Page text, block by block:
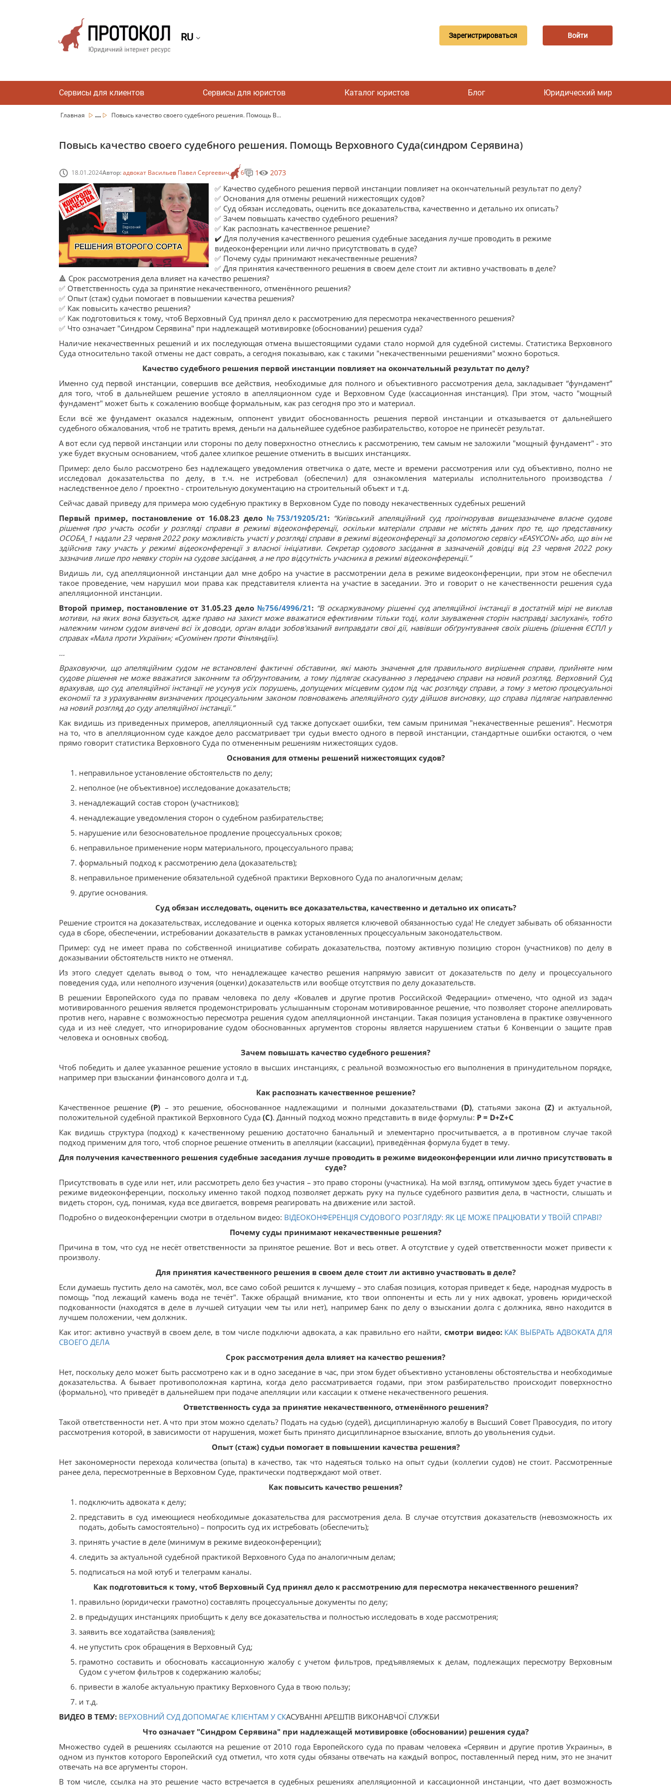
RU Зарегистрироваться Войти
Сервисы для клиентов Сервисы для юристов Каталог юристов Блог Юридический мир
Главная ... Повысь качество своего судебного решения. Помощь В...
Повысь качество своего судебного решения. Помощь Верховного Суда(синдром Серявина)
18.01.2024Автор:адвокат Васильев Павел Сергеевич 6 1 2073
✅ Качество судебного решения первой инстанции повлияет на окончательный результат по делу?
✅ Основания для отмены решений нижестоящих судов?
✅ Суд обязан исследовать, оценить все доказательства, качественно и детально их описать?
✅ Зачем повышать качество судебного решения?
✅ Как распознать качественное решение?
✔️ Для получения качественного решения судебные заседания лучше проводить в режиме
видеоконференции или лично присутствовать в суде?
✅ Почему суды принимают некачественные решения?
✅ Для принятия качественного решения в своем деле стоит ли активно участвовать в деле?
🔺 Срок рассмотрения дела влияет на качество решения?
✅ Ответственность суда за принятие некачественного, отменённого решения?
✅ Опыт (стаж) судьи помогает в повышении качества решения?
✅ Как повысить качество решения?
✅ Как подготовиться к тому, чтоб Верховный Суд принял дело к рассмотрению для пересмотра некачественного решения?
✅ Что означает "Синдром Серявина" при надлежащей мотивировке (обосновании) решения суда?
Наличие некачественных решений и их последующая отмена вышестоящими судами стало нормой для судебной системы. Статистика Верховного
Суда относительно такой отмены не даст соврать, а сегодня показываю, как с такими "некачественными решениями" можно бороться.
Качество судебного решения первой инстанции повлияет на окончательный результат по делу?
Именно суд первой инстанции, совершив все действия, необходимые для полного и объективного рассмотрения дела, закладывает “фундамент”
для того, чтоб в дальнейшем решение устояло в апелляционном суде и Верховном Суде (кассационная инстанция). При этом, часто "мощный
фундамент" может быть к сожалению вообще формальным, как раз сегодня про это и материал.
Если всё же фундамент оказался надежным, оппонент увидит обоснованность решения первой инстанции и отказывается от дальнейшего
судебного обжалования, чтоб не тратить время, деньги на дальнейшее судебное разбирательство, которое не принесёт результат.
А вот если суд первой инстанции или стороны по делу поверхностно отнеслись к рассмотрению, тем самым не заложили "мощный фундамент" - это
уже будет вкусным основанием, чтоб далее хлипкое решение отменить в высших инстанциях.
Пример: дело было рассмотрено без надлежащего уведомления ответчика о дате, месте и времени рассмотрения или суд объективно, полно не
исследовал доказательства по делу, в т.ч. не истребовал (обеспечил) для ознакомления материалы исполнительного производства /
наследственное дело / проектно - строительную документацию на строительный объект и т.д.
Сейчас давай приведу для примера мою судебную практику в Верховном Суде по поводу некачественных судебных решений
Первый пример, постановление от 16.08.23 дело №753/19205/21: “Київський апеляційний суд проігнорував вищезазначене власне судове
рішення про участь особи у розгляді справи в режимі відеоконференції, оскільки матеріали справи не містять даних про те, що представнику
ОСОБА_1 надали 23 червня 2022 року можливість участі у розгляді справи в режимі відеоконференції за допомогою сервісу «EASYCON» або, що він не
здійснив таку участь у режимі відеоконференції з власної ініціативи. Секретар судового засідання в зазначеній довідці від 23 червня 2022 року
зазначив лише про неявку сторін на судове засідання, а не про відсутність учасника в режимі відеоконференції.”
Видишь ли, суд апелляционной инстанции дал мне добро на участие в рассмотрении дела в режиме видеоконференции, при этом не обеспечил
такое проведение, чем нарушил мои права как представителя клиента на участие в заседании. Это и говорит о не качественности решения суда
апелляционной инстанции.
Второй пример, постановление от 31.05.23 дело №756/4996/21: “В оскаржуваному рішенні суд апеляційної інстанції в достатній мірі не виклав
мотиви, на яких вона базується, адже право на захист може вважатися ефективним тільки тоді, коли зауваження сторін насправді заслухані», тобто
належним чином судом вивчені всі їх доводи, орган влади зобов'язаний виправдати свої дії, навівши обґрунтування своїх рішень (рішення ЄСПЛ у
справах «Мала проти України»; «Суомінен проти Фінляндії»).
…
Враховуючи, що апеляційним судом не встановлені фактичні обставини, які мають значення для правильного вирішення справи, прийняте ним
судове рішення не може вважатися законним та обґрунтованим, а тому підлягає скасуванню з передачею справи на новий розгляд. Верховний Суд
врахував, що суд апеляційної інстанції не усунув усіх порушень, допущених місцевим судом під час розгляду справи, а тому з метою процесуальної
економії та з урахуванням визначених процесуальним законом повноважень апеляційного суду дійшов висновку, що справа підлягає направленню
на новий розгляд до суду апеляційної інстанції.”
Как видишь из приведенных примеров, апелляционный суд также допускает ошибки, тем самым принимая "некачественные решения". Несмотря
на то, что в апелляционном суде каждое дело рассматривает три судьи вместо одного в первой инстанции, стандартные ошибки остаются, о чем
прямо говорит статистика Верховного Суда по отмененным решениям нижестоящих судов.
Основания для отмены решений нижестоящих судов?
неправильное установление обстоятельств по делу;
неполное (не объективное) исследование доказательств;
ненадлежащий состав сторон (участников);
ненадлежащие уведомления сторон о судебном разбирательстве;
нарушение или безосновательное продление процессуальных сроков;
неправильное применение норм материального, процессуального права;
формальный подход к рассмотрению дела (доказательств);
неправильное применение обязательной судебной практики Верховного Суда по аналогичным делам;
другие основания.
Суд обязан исследовать, оценить все доказательства, качественно и детально их описать?
Решение строится на доказательствах, исследование и оценка которых является ключевой обязанностью суда! Не следует забывать об обязанности
суда в сборе, обеспечении, истребовании доказательств в рамках установленных процессуальным законодательством.
Пример: суд не имеет права по собственной инициативе собирать доказательства, поэтому активную позицию сторон (участников) по делу в
доказывании обстоятельств никто не отменял.
Из этого следует сделать вывод о том, что ненадлежащее качество решения напрямую зависит от доказательств по делу и процессуального
поведения суда, или неполного изучения (оценки) доказательств или вообще отсутствия по делу доказательств.
В решении Европейского суда по правам человека по делу «Ковалев и другие против Российской Федерации» отмечено, что одной из задач
мотивированного решения является продемонстрировать услышанным сторонам мотивированное решение, что позволяет стороне апеллировать
против него, наравне с возможностью пересмотра решения судом апелляционной инстанции. Такая позиция установлена в практике озвученного
суда и из неё следует, что игнорирование судом обоснованных аргументов стороны является нарушением статьи 6 Конвенции о защите прав
человека и основных свобод.
Зачем повышать качество судебного решения?
Чтоб победить и далее указанное решение устояло в высших инстанциях, с реальной возможностью его выполнения в принудительном порядке,
например при взыскании финансового долга и т.д.
Как распознать качественное решение?
Качественное решение(P) – это решение, обоснованное надлежащими и полными доказательствами(D), статьями закона (Z) и актуальной,
положительной судебной практикой Верховного Суда (C). Данный подход можно представить в виде формулы: P = D+Z+C
Как видишь структура (подход) к качественному решению достаточно банальный и элементарно просчитывается, а в противном случае такой
подход применим для того, чтоб спорное решение отменить в апелляции (кассации), приведённая формула будет в тему.
Для получения качественного решения судебные заседания лучше проводить в режиме видеоконференции или лично присутствовать в
суде?
Присутствовать в суде или нет, или рассмотреть дело без участия – это право стороны (участника). На мой взгляд, оптимумом здесь будет участие в
режиме видеоконференции, поскольку именно такой подход позволяет держать руку на пульсе судебного развития дела, в частности, слышать и
видеть сторон, суд, понимая, куда все двигается, вовремя реагировать на движение или застой.
Подробно о видеоконференции смотри в отдельном видео: ВІДЕОКОНФЕРЕНЦІЯ СУДОВОГО РОЗГЛЯДУ: ЯК ЦЕ МОЖЕ ПРАЦЮВАТИ У ТВОЇЙ СПРАВІ?
Почему суды принимают некачественные решения?
Причина в том, что суд не несёт ответственности за принятое решение. Вот и весь ответ. А отсутствие у судей ответственности может привести к
произволу.
Для принятия качественного решения в своем деле стоит ли активно участвовать в деле?
Если думаешь пустить дело на самотёк, мол, все само собой решится к лучшему – это слабая позиция, которая приведет к беде, народная мудрость в
помощь "под лежащий камень вода не течёт". Также обращай внимание, кто твои оппоненты и есть ли у них адвокат, уровень юридической
подкованности (находятся в деле в лучшей ситуации чем ты или нет), например банк по делу о взыскании долга с должника, явно находится в
лучшем положении, чем должник.
Как итог: активно участвуй в своем деле, в том числе подключи адвоката, а как правильно его найти, смотри видео: КАК ВЫБРАТЬ АДВОКАТА ДЛЯ
СВОЕГО ДЕЛА
Срок рассмотрения дела влияет на качество решения?
Нет, поскольку дело может быть рассмотрено как и в одно заседание в час, при этом будет объективно установлены обстоятельства и необходимые
доказательства. А бывает противоположная картина, когда дело рассматривается годами, при этом разбирательство происходит поверхностно
(формально), что приведёт в дальнейшем при подаче апелляции или кассации к отмене некачественного решения.
Ответственность суда за принятие некачественного, отменённого решения?
Такой ответственности нет. А что при этом можно сделать? Подать на судью (судей), дисциплинарную жалобу в Высший Совет Правосудия, по итогу
рассмотрения которой, в зависимости от нарушения, может быть принято дисциплинарное взыскание, вплоть до увольнения судьи.
Опыт (стаж) судьи помогает в повышении качества решения?
Нет закономерности перехода количества (опыта) в качество, так что надеяться только на опыт судьи (коллегии судов) не стоит. Рассмотренные
ранее дела, пересмотренные в Верховном Суде, практически подтверждают мой ответ.
Как повысить качество решения?
подключить адвоката к делу;
представить в суд имеющиеся необходимые доказательства для рассмотрения дела. В случае отсутствия доказательств (невозможность их
подать, добыть самостоятельно) – попросить суд их истребовать (обеспечить);
принять участие в деле (минимум в режиме видеоконференции);
следить за актуальной судебной практикой Верховного Суда по аналогичным делам;
подписаться на мой ютуб и телеграмм каналы.
Как подготовиться к тому, чтоб Верховный Суд принял дело к рассмотрению для пересмотра некачественного решения?
правильно (юридически грамотно) составлять процессуальные документы по делу;
в предыдущих инстанциях приобщить к делу все доказательства и полностью исследовать в ходе рассмотрения;
заявить все ходатайства (заявления);
не упустить срок обращения в Верховный Суд;
грамотно составить и обосновать кассационную жалобу с учетом фильтров, предъявляемых к делам, подлежащих пересмотру Верховным
Судом с учетом фильтров к содержанию жалобы;
привести в жалобе актуальную практику Верховного Суда в твою пользу;
и т.д.
ВИДЕО В ТЕМУ: ВЕРХОВНИЙ СУД ДОПОМАГАЄ КЛІЄНТАМ У СКАСУВАННІ АРЕШТІВ ВИКОНАВЧОЇ СЛУЖБИ
Что означает "Синдром Серявина" при надлежащей мотивировке (обосновании) решения суда?
Множество судей в решениях ссылаются на решение от 2010 года Европейского суда по правам человека «Серявин и другие против Украины», в
одном из пунктов которого Европейский суд отметил, что хотя суды обязаны отвечать на каждый вопрос, поставленный перед ним, это не значит
отвечать на все аргументы сторон.
В том числе, ссылка на это решение часто встречается в судебных решениях апелляционной и кассационной инстанции, что дает возможность